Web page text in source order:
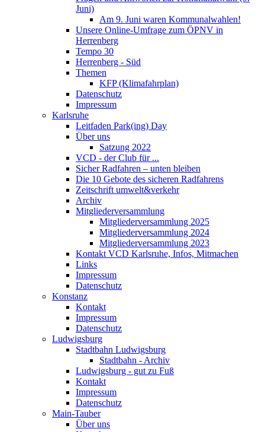
Juni)
Am 9. Juni waren Kommunalwahlen!
Unsere Online-Umfrage zum ÖPNV in
Herrenberg
Tempo 30
Herrenberg - Süd
Themen
KFP (Klimafahrplan)
Datenschutz
Impressum
Karlsruhe
Leitfaden Park(ing) Day
Über uns
Satzung 2022
VCD - der Club für ...
Sicher Radfahren – unten bleiben
Die 10 Gebote des sicheren Radfahrens
Zeitschrift umwelt&verkehr
Archiv
Mitgliederversammlung
Mitgliederversammlung 2025
Mitgliederversammlung 2024
Mitgliederversammlung 2023
Kontakt VCD Karlsruhe, Infos, Mitmachen
Links
Impressum
Datenschutz
Konstanz
Kontakt
Impressum
Datenschutz
Ludwigsburg
Stadtbahn Ludwigsburg
Stadtbahn - Archiv
Ludwigsburg - gut zu Fuß
Kontakt
Impressum
Datenschutz
Main-Tauber
Über uns